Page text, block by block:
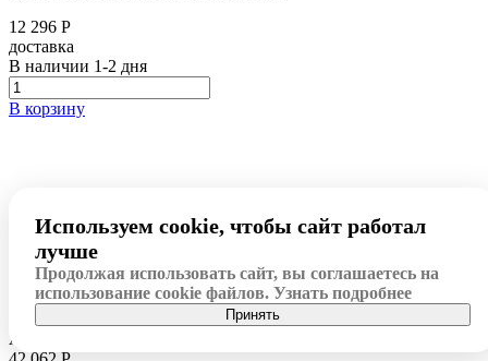
12 296 Р
доставка
В наличии 1-2 дня
В корзину
Похожие товары
Все
Акция
Арт: 00000375
Используем cookie, чтобы сайт работал
лучше
Продолжая использовать сайт, вы соглашаетесь на
использование cookie файлов. Узнать подробнее
Принять